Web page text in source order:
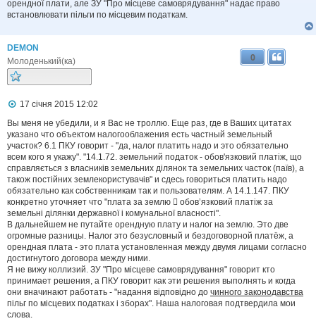
орендної плати, але ЗУ "Про місцеве самоврядування" надає право
встановлювати пільги по місцевим податкам.
DEMON
Молоденький(ка)
0
П
в
і
д
о
м
л
е
н
н
я
17 січня 2015 12:02
Вы меня не убедили, и я Вас не троллю. Еще раз, где в Ваших цитатах
указано что объектом налогооблажения есть частный земельный
участок? 6.1 ПКУ говорит - "да, налог платить надо и это обязательно
всем кого я укажу". "14.1.72. земельний податок - обов'язковий платіж, що
справляється з власників земельних ділянок та земельних часток (паїв), а
також постійних землекористувачів" и сдесь говориться платить надо
обязательно как собственникам так и пользователям. А 14.1.147. ПКУ
конкретно уточняет что "плата за землю  обов’язковий платіж за
земельні ділянки державної і комунальної власності".
В дальнейшем не путайте орендную плату и налог на землю. Это две
огромные разницы. Налог это безусловный и бездоговорной платёж, а
орендная плата - это плата установленная между двумя лицами согласно
достигнутого договора между ними.
Я не вижу коллизий. ЗУ "Про місцеве самоврядування" говорит кто
принимает решения, а ПКУ говорит как эти решения выполнять и когда
они вначинают работать - "надання відповідно до чинного законодавства
пільг по місцевих податках і зборах". Наша налоговая подтвердила мои
слова.